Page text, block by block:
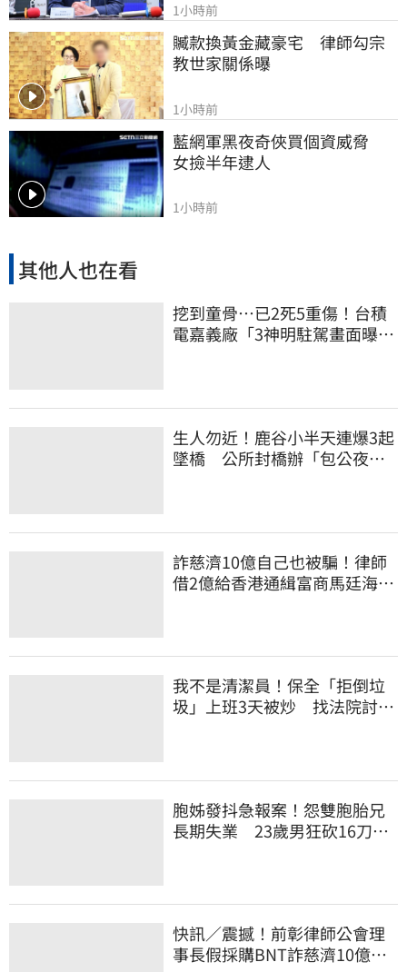
1小時前
贓款換黃金藏豪宅　律師勾宗
教世家關係曝
1小時前
藍網軍黑夜奇俠買個資威脅
女撿半年逮人
1小時前
其他人也在看
挖到童骨…已2死5重傷！台積
電嘉義廠「3神明駐駕畫面曝
生人勿近！鹿谷小半天連爆3起
墜橋 公所封橋辦「包公夜
詐慈濟10億自己也被騙！律師
借2億給香港通緝富商馬廷海建
我不是清潔員！保全「拒倒垃
圾」上班3天被炒 找法院討公
胞姊發抖急報案！怨雙胞胎兄
長期失業 23歲男狂砍16刀奪
快訊／震撼！前彰律師公會理
事長假採購BNT詐慈濟10億、